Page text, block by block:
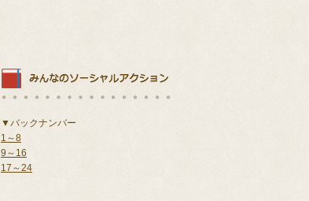
▼バックナンバー
1～8
9～16
17～24